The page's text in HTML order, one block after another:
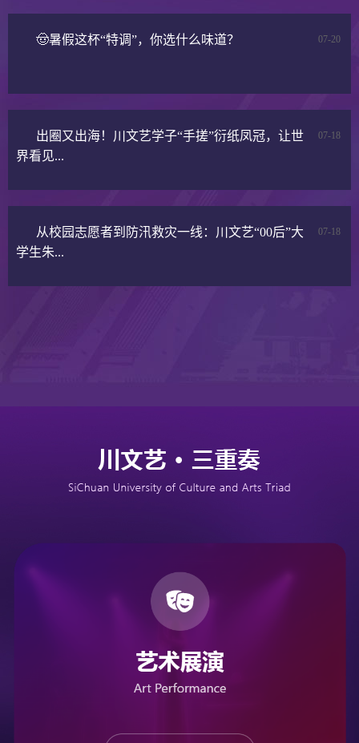
07-20
🤠暑假这杯“特调”，你选什么味道？
07-18
出圈又出海！川文艺学子“手搓”衍纸凤冠，让世
界看见...
07-18
从校园志愿者到防汛救灾一线：川文艺“00后”大
学生朱...